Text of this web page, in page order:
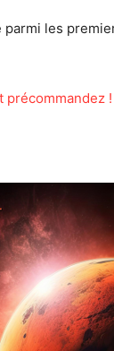
les
précommandez !